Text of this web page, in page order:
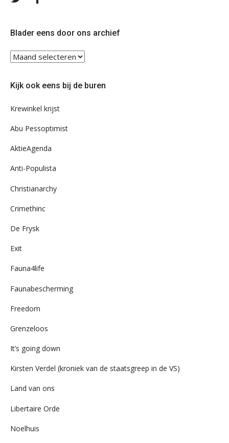
Blader eens door ons archief
Blader
eens
ons
Kijk ook eens bij de buren
Krewinkel krijst
Abu Pessoptimist
AktieAgenda
Anti-Populista
Christianarchy
Crimethinc
De Frysk
Exit
Fauna4life
Faunabescherming
Freedom
Grenzeloos
It’s going down
Kirsten Verdel (kroniek van de staatsgreep in de VS)
Land van ons
Libertaire Orde
Noelhuis